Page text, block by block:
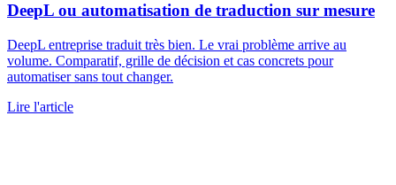
DeepL ou automatisation de traduction sur mesure
DeepL entreprise traduit très bien. Le vrai problème arrive au
volume. Comparatif, grille de décision et cas concrets pour
automatiser sans tout changer.
Lire l'article